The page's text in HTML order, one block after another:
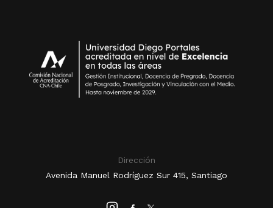
Dirección
Avenida Manuel Rodríguez Sur 415, Santiago